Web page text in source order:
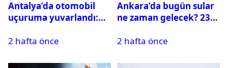
Antalya’da otomobil
uçuruma yuvarlandı:
var
2 hafta önce
Ankara’da bugün sular
ne zaman gelecek? 23
su kesintisi sorgulama
2 hafta önce